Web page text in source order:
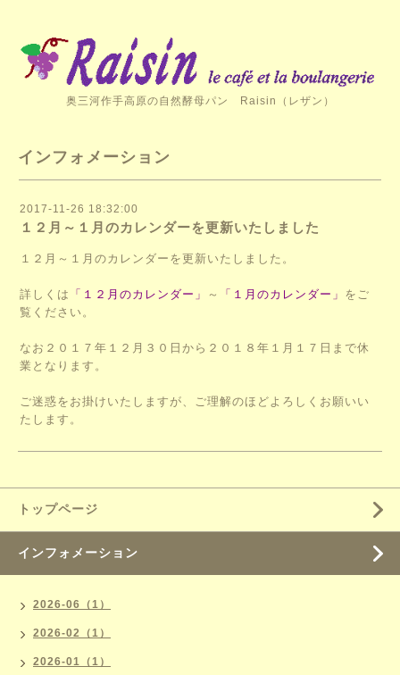
奥三河作手高原の自然酵母パン Raisin（レザン）
インフォメーション
2017-11-26 18:32:00
１２月～１月のカレンダーを更新いたしました
１２月～１月のカレンダーを更新いたしました。
詳しくは 「１２月のカレンダー」 ～ 「１月のカレンダー」 をご
覧ください。
なお２０１７年１２月３０日から２０１８年１月１７日まで休
業となります。
ご迷惑をお掛けいたしますが、ご理解のほどよろしくお願いい
たします。
トップページ
インフォメーション
2026-06（1）
2026-02（1）
2026-01（1）